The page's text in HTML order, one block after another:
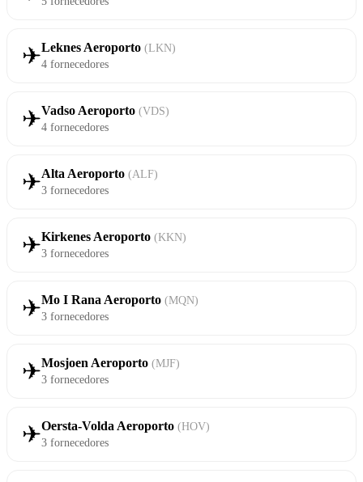
✈Leknes Aeroporto (LKN)
4 fornecedores
✈Vadso Aeroporto (VDS)
4 fornecedores
✈Alta Aeroporto (ALF)
3 fornecedores
✈Kirkenes Aeroporto (KKN)
3 fornecedores
✈Mo I Rana Aeroporto (MQN)
3 fornecedores
✈Mosjoen Aeroporto (MJF)
3 fornecedores
✈Oersta-Volda Aeroporto (HOV)
3 fornecedores